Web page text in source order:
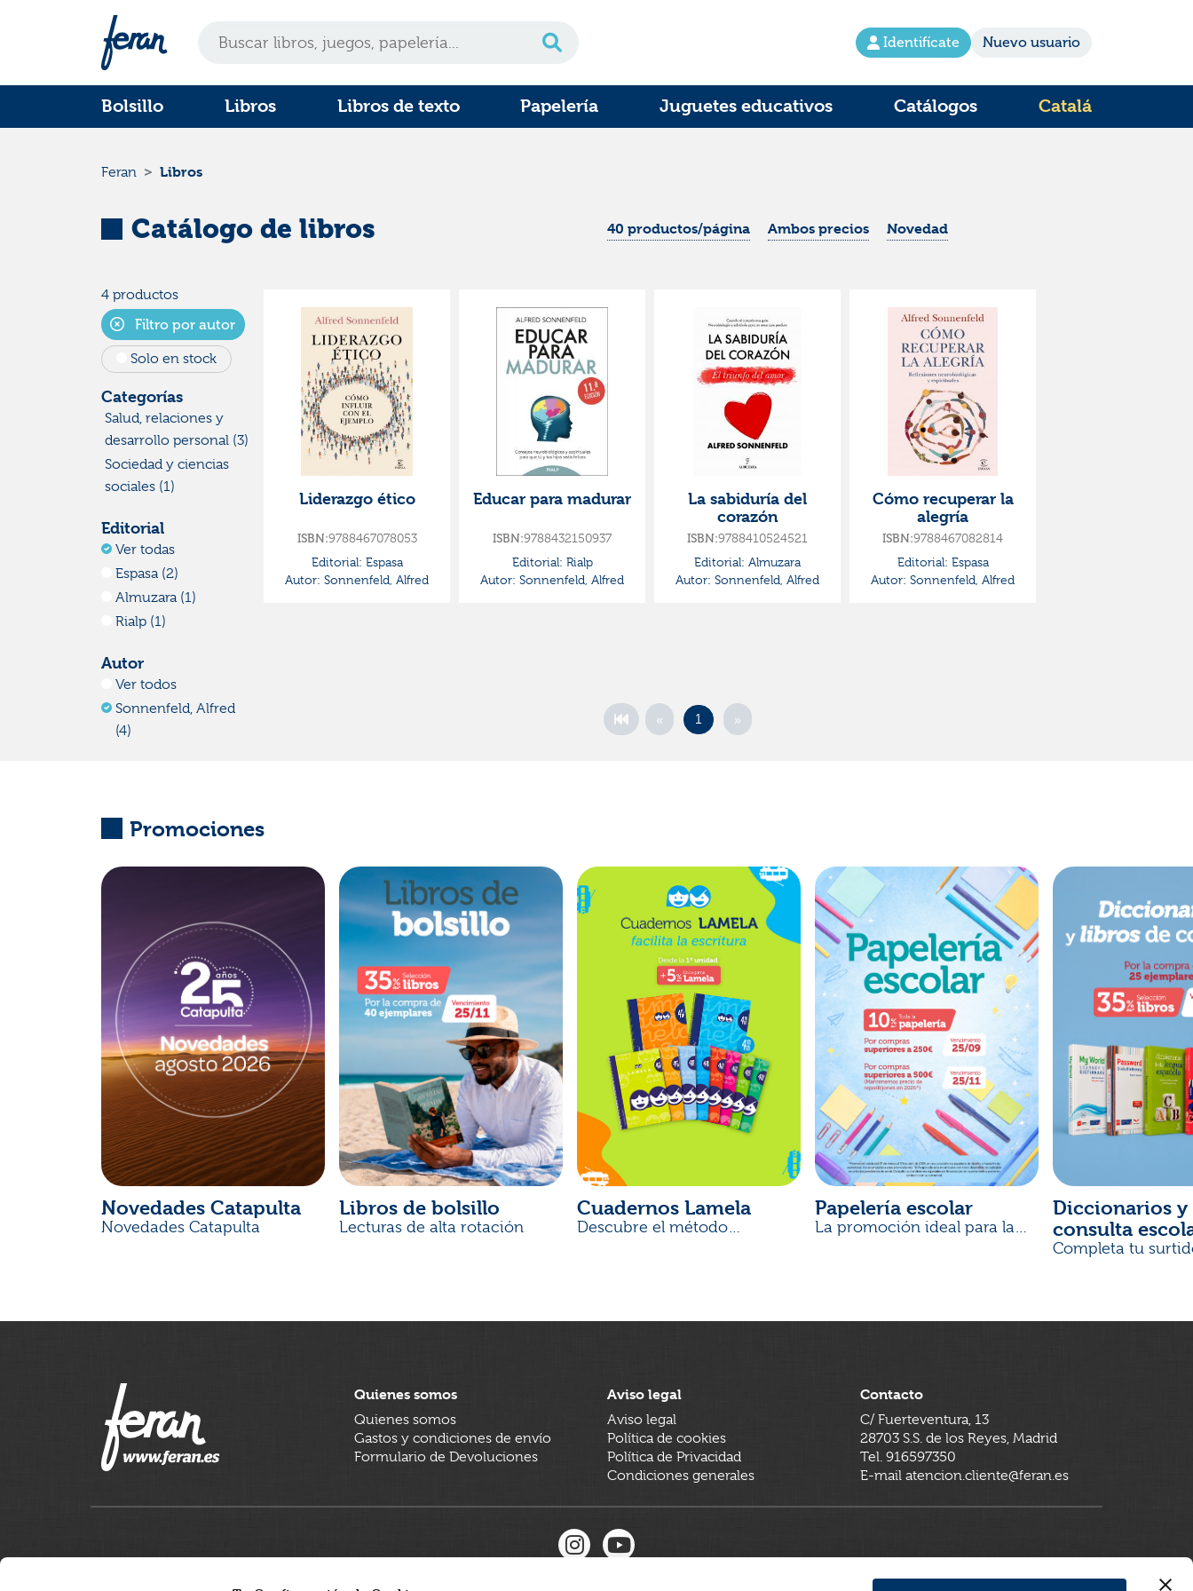
Identifícate Nuevo usuario
Bolsillo Libros Libros de texto Papelería Juguetes educativos Catálogos Catalá
Feran Libros
Catálogo de libros 40 productos/página Ambos precios Novedad
4 productos
Filtro por autor
Solo en stock
Categorías
Salud, relaciones y
desarrollo personal (3)
Sociedad y ciencias
sociales (1)
Editorial
Ver todas
Espasa (2)
Almuzara (1)
Rialp (1)
Autor
Ver todos
Sonnenfeld, Alfred
(4)
Liderazgo ético
ISBN:9788467078053
Editorial: Espasa
Autor: Sonnenfeld, Alfred
Educar para madurar
ISBN:9788432150937
Editorial: Rialp
Autor: Sonnenfeld, Alfred
La sabiduría del
corazón
ISBN:9788410524521
Editorial: Almuzara
Autor: Sonnenfeld, Alfred
Cómo recuperar la
alegría
ISBN:9788467082814
Editorial: Espasa
Autor: Sonnenfeld, Alfred
« 1 »
Promociones
Novedades Catapulta
Novedades Catapulta
Libros de bolsillo
Lecturas de alta rotación
Cuadernos Lamela
Descubre el método
Papelería escolar
La promoción ideal para la
Diccionarios y
consulta
Completa tu
Quienes somos
Quienes somos
Gastos y condiciones de envío
Formulario de Devoluciones
Aviso legal
Aviso legal
Política de cookies
Política de Privacidad
Condiciones generales
Contacto
C/ Fuerteventura, 13
28703 S.S. de los Reyes, Madrid
Tel. 916597350
E-mail atencion.cliente@feran.es